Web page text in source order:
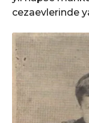
cezaevlerinde